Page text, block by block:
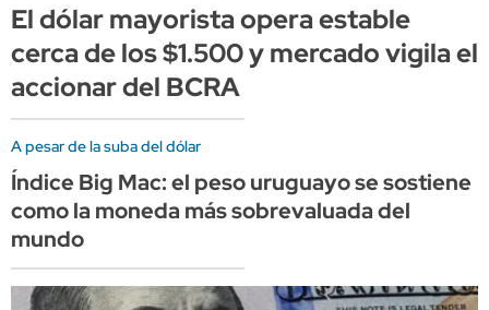
El dólar mayorista opera estable
cerca de los $1.500 y mercado vigila el
accionar del BCRA
A pesar de la suba del dólar
Índice Big Mac: el peso uruguayo se sostiene
como la moneda más sobrevaluada del
mundo